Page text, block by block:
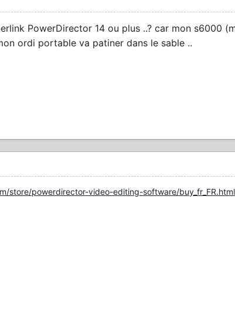
PowerDirector 14 ou plus ..? car mon s6000
ordi portable va patiner dans le sable ..
store/powerdirector-video-editing-software/